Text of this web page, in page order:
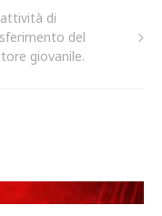
di
del
giovanile.